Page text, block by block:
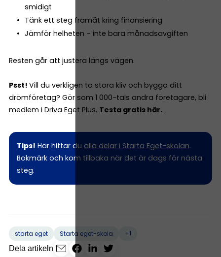
smidigt
Tänk ett steg framåt kring finansiering
Jämför helheten – inte bara månadsavgiften
Resten går att justera längs vägen.
Psst! Vill du verkligen ta stora kliv och bygga ditt
drömföretag? Gör som 1 000-tals andra företagare, bli
medlem i Driva Eget Plus. Testa gratis här.
Tips! Här hittar du alla delar i Starta Eget-skolan.
Bokmärk och kom tillbaka när det är dags för nästa
steg.
starta eget Starta eget-skola
+1
Dela artikeln